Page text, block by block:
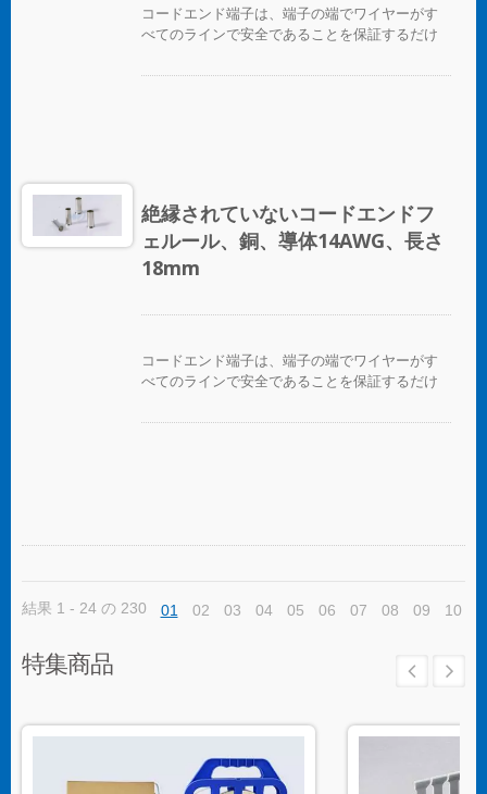
コードエンド端子は、端子の端でワイヤーがす
べてのラインで安全であることを保証するだけ
を提供します。
絶縁されていないコードエンドフ
ェルール、銅、導体14AWG、長さ
18mm
コードエンド端子は、端子の端でワイヤーがす
べてのラインで安全であることを保証するだけ
を提供します。
結果 1 - 24 の 230 01 02 03 04 05 06 07 08 09 10
特集商品